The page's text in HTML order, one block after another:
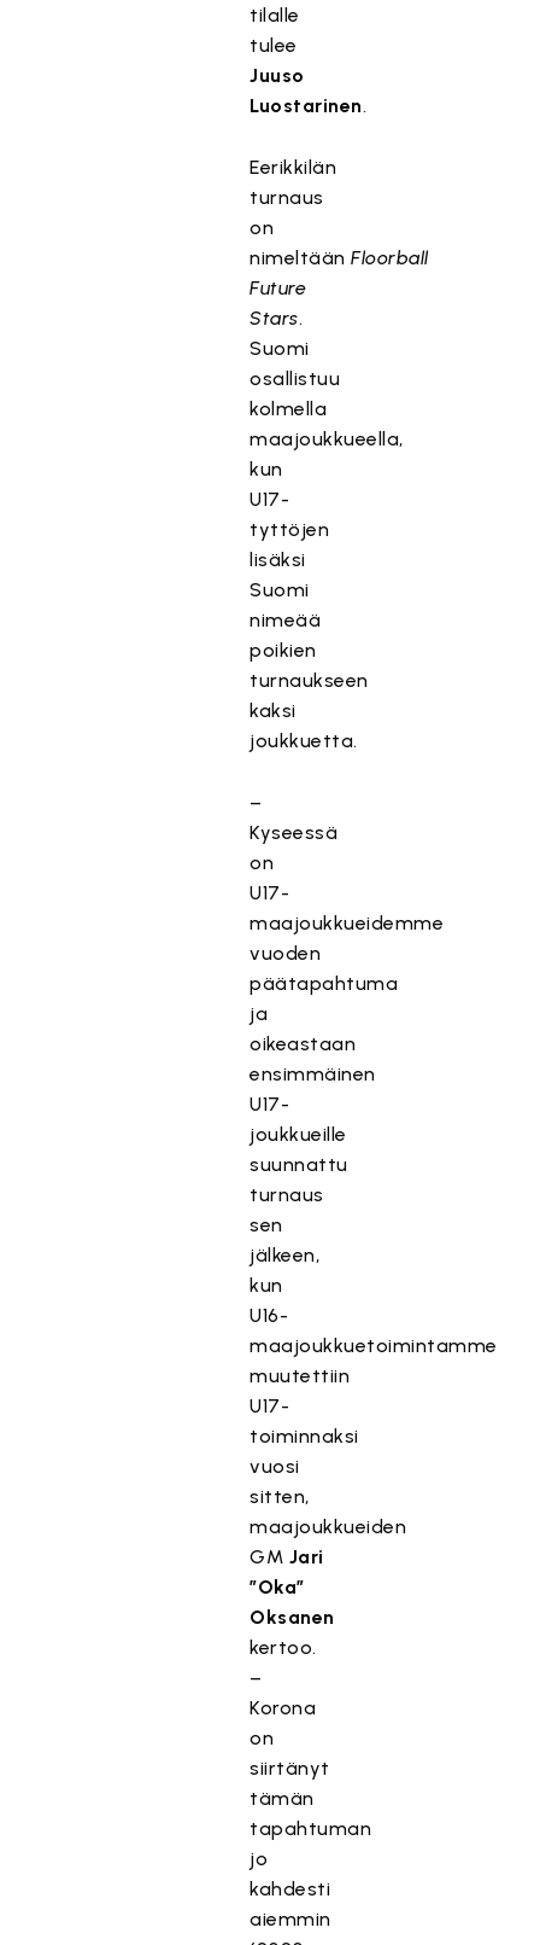
tilalle
tulee
Juuso
Luostarinen.
Eerikkilän
turnaus
on
nimeltäänFloorball
Future
Stars.
Suomi
osallistuu
kolmella
maajoukkueella,
kun
U17-
tyttöjen
lisäksi
Suomi
nimeää
poikien
turnaukseen
kaksi
joukkuetta.
–
Kyseessä
on
U17-
maajoukkueidemme
vuoden
päätapahtuma
ja
oikeastaan
ensimmäinen
U17-
joukkueille
suunnattu
turnaus
sen
jälkeen,
kun
U16-
maajoukkuetoimintamme
muutettiin
U17-
toiminnaksi
vuosi
sitten,
maajoukkueiden
GM Jari
”Oka”
Oksanen
kertoo.
–
Korona
on
siirtänyt
tämän
tapahtuman
jo
kahdesti
aiemmin